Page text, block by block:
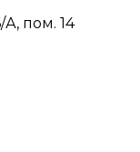
А, пом. 14